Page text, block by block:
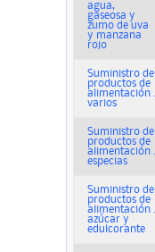
agua,
gaseosa y
zumo de uva
y manzana
rojo
Suministro de
productos de
alimentación .
varios
Suministro de
productos de
alimentación .
especias
Suministro de
productos de
alimentación .
azúcar y
edulcorante